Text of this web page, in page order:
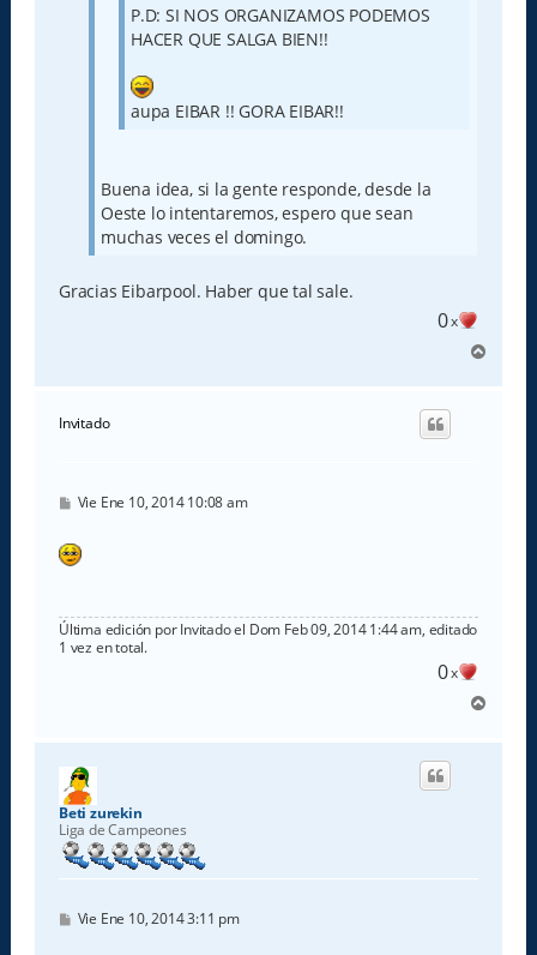
P.D: SI NOS ORGANIZAMOS PODEMOS
HACER QUE SALGA BIEN!!
aupa EIBAR !! GORA EIBAR!!
Buena idea, si la gente responde, desde la
Oeste lo intentaremos, espero que sean
muchas veces el domingo.
Gracias Eibarpool. Haber que tal sale.
0x
r
Invitado
M
s
a
Vie Ene 10, 2014 10:08 am
Última edición porInvitadoel Dom Feb 09, 2014 1:44 am, editado
1 vez en total.
0x
r
Beti zurekin
Liga de Campeones
M
Vie Ene 10, 2014 3:11 pm